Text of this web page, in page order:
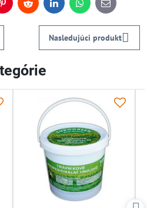
PinterestReddit LinkedInWhatsApp
E-
mail
Nasledujúci produkt